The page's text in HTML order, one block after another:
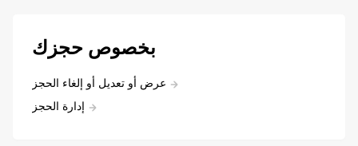
بخصوص حجزك
عرض أو تعديل أو إلغاء الحجز
إدارة الحجز